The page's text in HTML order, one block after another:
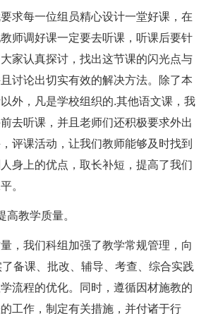
求每一位组员精心设计一堂好课，在
师调好课一定要去听课，听课后要针
家认真探讨，找出这节课的闪光点与
讨论出切实有效的解决方法。除了本
外，凡是学校组织的.其他语文课，我
去听课，并且老师们还积极要求外出
评课活动，让我们教师能够及时找到
身上的优点，取长补短，提高了我们
。
高教学质量。
，我们科组加强了教学常规管理，向
备课、批改、辅导、考查、综合实践
流程的优化。同时，遵循因材施教的
工作，制定有关措施，并付诸于行